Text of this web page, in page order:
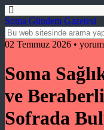
Soma Gündem Gazetesi
02 Temmuz 2026 •
Soma
ve
Sofrada